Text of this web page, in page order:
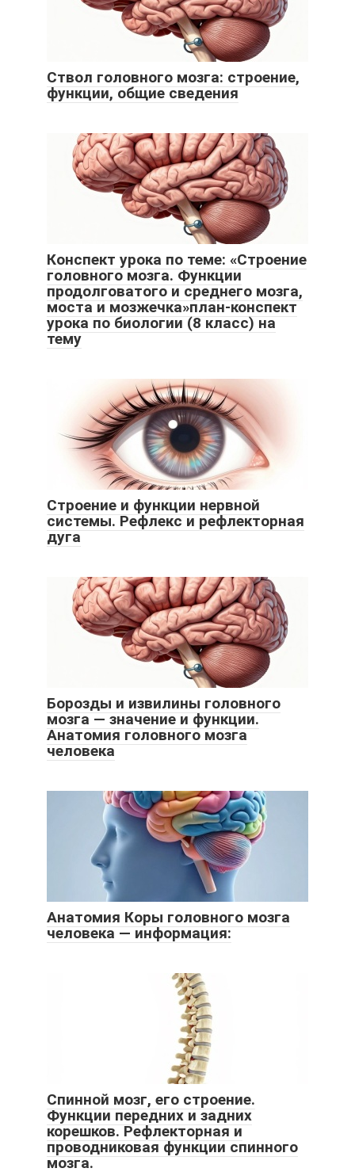
Ствол головного мозга: строение,
функции, общие сведения
Конспект урока по теме: «Строение
головного мозга. Функции
продолговатого и среднего мозга,
моста и мозжечка»план-конспект
урока по биологии (8 класс) на
тему
Строение и функции нервной
системы. Рефлекс и рефлекторная
дуга
Борозды и извилины головного
мозга — значение и функции.
Анатомия головного мозга
человека
Анатомия Коры головного мозга
человека — информация:
Спинной мозг, его строение.
Функции передних и задних
корешков. Рефлекторная и
проводниковая функции спинного
мозга.